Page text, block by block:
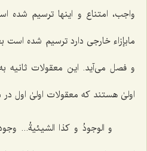
واجب، امتناع و اینها ترسیم
مابإزاء خارجی دارد ترسیم شده
و فصل می‌آید. این معقولات ثانیه
اولیٰ هستند که معقولات اولیٰ اول
و الوجودُ و کذا الشیئیةُ...